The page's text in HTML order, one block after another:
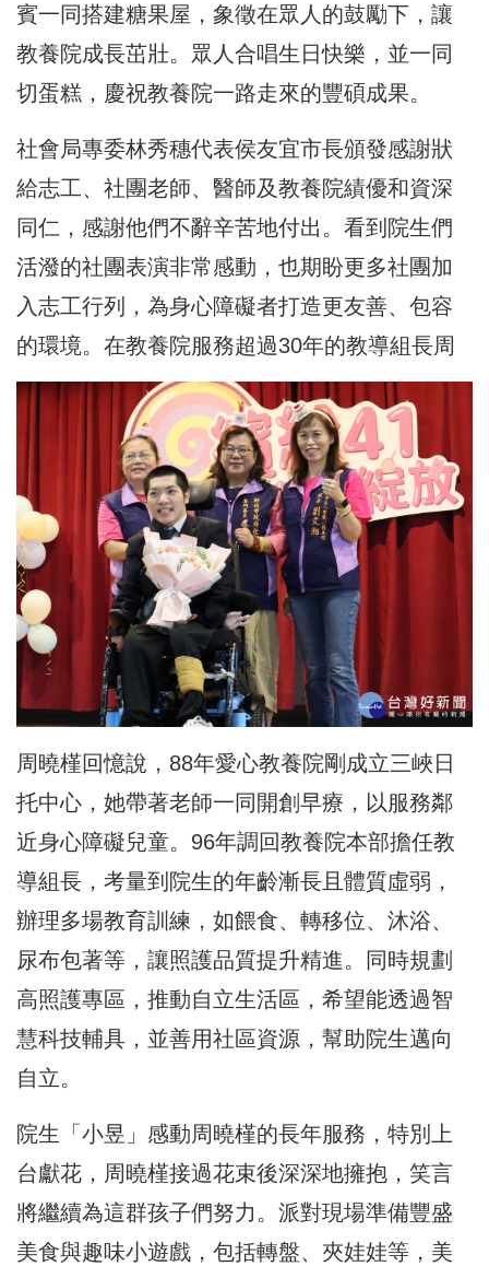
賓一同搭建糖果屋，象徵在眾人的鼓勵下，讓
教養院成長茁壯。眾人合唱生日快樂，並一同
切蛋糕，慶祝教養院一路走來的豐碩成果。
社會局專委林秀穗代表侯友宜市長頒發感謝狀
給志工、社團老師、醫師及教養院績優和資深
同仁，感謝他們不辭辛苦地付出。看到院生們
活潑的社團表演非常感動，也期盼更多社團加
入志工行列，為身心障礙者打造更友善、包容
的環境。在教養院服務超過30年的教導組長周
周曉槿回憶說，88年愛心教養院剛成立三峽日
托中心，她帶著老師一同開創早療，以服務鄰
近身心障礙兒童。96年調回教養院本部擔任教
導組長，考量到院生的年齡漸長且體質虛弱，
辦理多場教育訓練，如餵食、轉移位、沐浴、
尿布包著等，讓照護品質提升精進。同時規劃
高照護專區，推動自立生活區，希望能透過智
慧科技輔具，並善用社區資源，幫助院生邁向
自立。
院生「小昱」感動周曉槿的長年服務，特別上
台獻花，周曉槿接過花束後深深地擁抱，笑言
將繼續為這群孩子們努力。派對現場準備豐盛
美食與趣味小遊戲，包括轉盤、夾娃娃等，美